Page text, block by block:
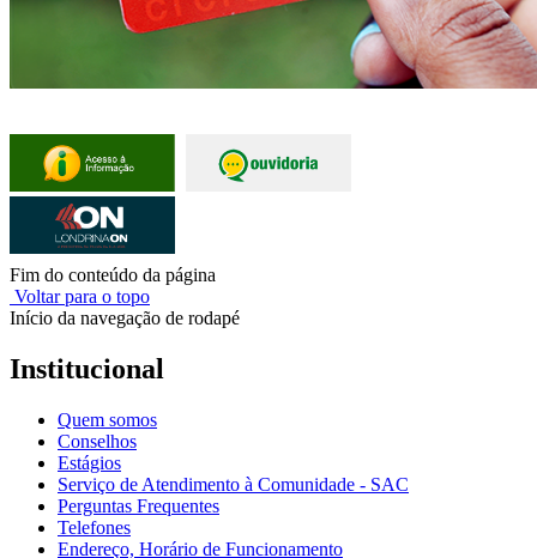
Fim do conteúdo da página
Voltar para o topo
Início da navegação de rodapé
Institucional
Quem somos
Conselhos
Estágios
Serviço de Atendimento à Comunidade - SAC
Perguntas Frequentes
Telefones
Endereço, Horário de Funcionamento